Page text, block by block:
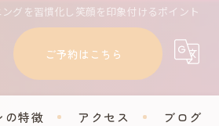
グを習慣化し笑顔を印象付けるポイント
ご予約はこちら
の特徴 アクセス ブログ